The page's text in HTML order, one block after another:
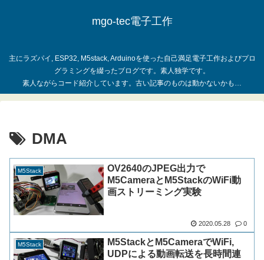
mgo-tec電子工作
主にラズパイ, ESP32, M5stack, Arduinoを使った自己満足電子工作およびプロ
グラミングを綴ったブログです。素人独学です。
DMA
M5Stack
OV2640のJPEG出力で
M5CameraとM5StackのWiFi動
画ストリーミング実験
2020.05.28 0
M5Stack
M5StackとM5CameraでWiFi,
UDPによる動画転送を長時間連